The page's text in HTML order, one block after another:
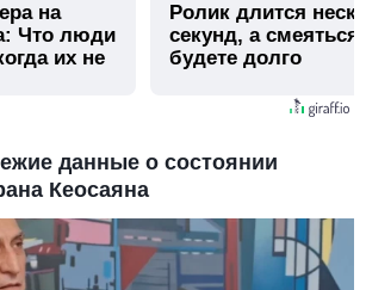
на
Что люди
их не
Ролик длится
секунд, а
будете долго
данные о состоянии
Кеосаяна